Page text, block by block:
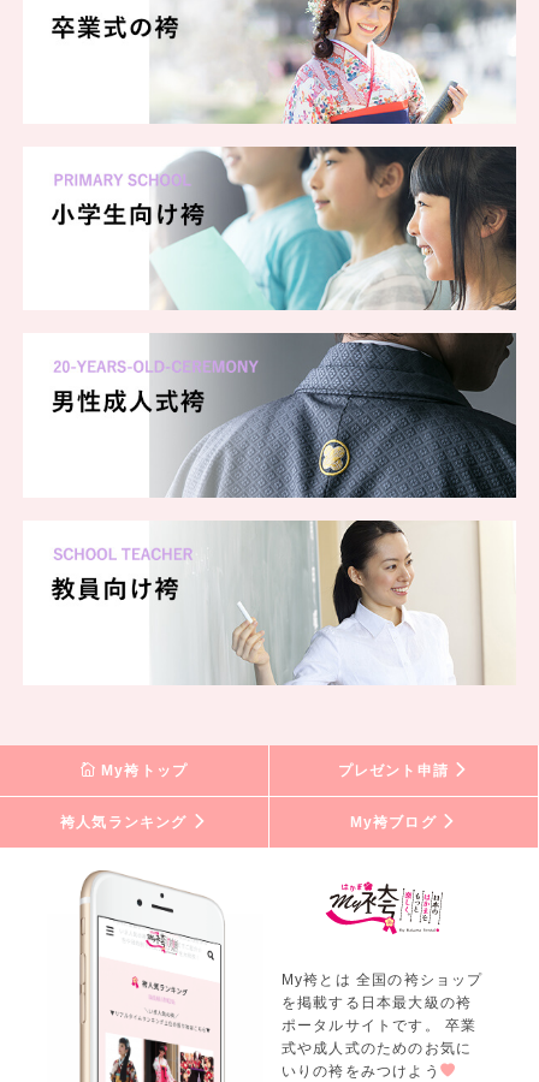
My袴トップ プレゼント申請
袴人気ランキング My袴ブログ
My袴とは 全国の袴ショップ
を掲載する日本最大級の袴
ポータルサイトです。 卒業
式や成人式のためのお気に
いりの袴をみつけよう